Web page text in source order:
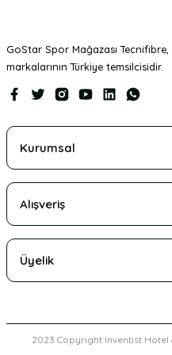
GoStar Spor Mağazası
markalarının Türkiye temsilcisidir.
Kurumsal
Alışveriş
Üyelik
2023 Copyright Inventist Hotel